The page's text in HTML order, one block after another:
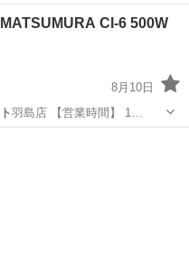
他
CI-6 500W
8月10日
羽島店 【営業時間】 1…